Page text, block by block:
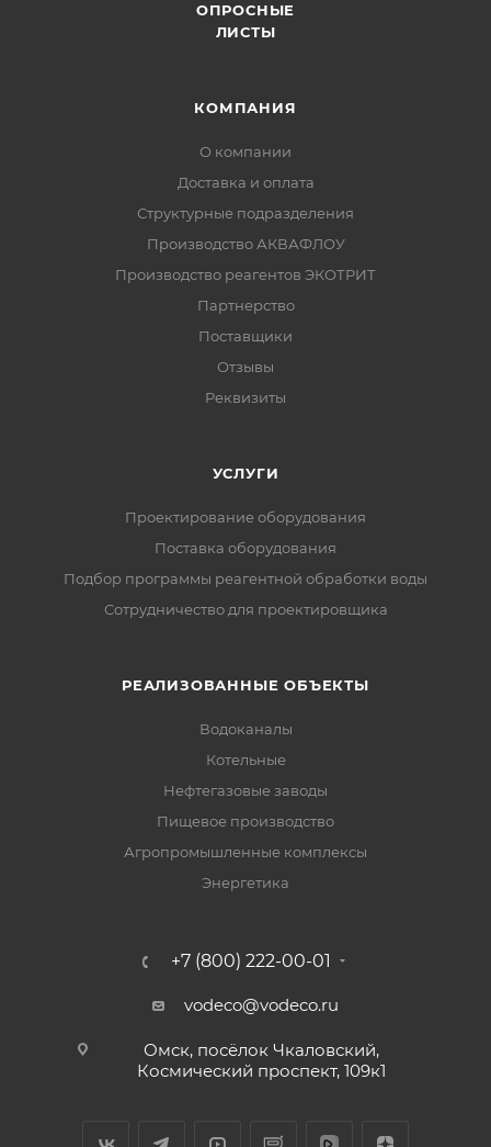
ОПРОСНЫЕ
ЛИСТЫ
КОМПАНИЯ
О компании
Доставка и оплата
Структурные подразделения
Производство АКВАФЛОУ
Производство реагентов ЭКОТРИТ
Партнерство
Поставщики
Отзывы
Реквизиты
УСЛУГИ
Проектирование оборудования
Поставка оборудования
Подбор программы реагентной обработки воды
Сотрудничество для проектировщика
РЕАЛИЗОВАННЫЕ ОБЪЕКТЫ
Водоканалы
Котельные
Нефтегазовые заводы
Пищевое производство
Агропромышленные комплексы
Энергетика
+7 (800) 222-00-01
vodeco@vodeco.ru
Омск, посёлок Чкаловский,
Космический проспект, 109к1